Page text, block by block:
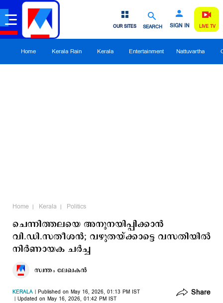
SEARCH SIGN IN
OUR SITES LIVE TV
Home Kerala Rain Kerala Entertainment Nattuvartha
Home Kerala Politics
ചെന്നിത്തലയെ അനുനയിപ്പിക്കാന്‍
വി.ഡി.സതീശന്‍; ‌വഴുതയ്ക്കാട്ടെ വസതിയില്‍
നിര്‍ണായക ചര്‍ച്ച
സ്വന്തം ലേഖകൻ
KERALA
Published on May 16, 2026, 01:13 PM IST
Updated on May 16, 2026, 01:42 PM IST
Share